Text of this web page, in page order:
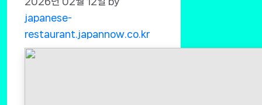
japanese-
restaurant.japannow.co.kr